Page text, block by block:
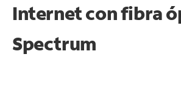
Internet con fibra
Spectrum